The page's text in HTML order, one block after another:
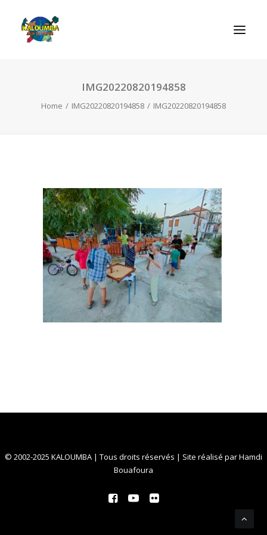
REGRAS DOS JOGOSIMG20220820194858
Home IMG20220820194858 IMG20220820194858
© 2002-2025 KALOUMBA | Tous droits réservés | Site réalisé parHamdi
Bouafoura